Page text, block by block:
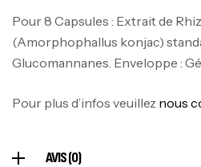
Pour 8 Capsules : Extrait de
(Amorphophallus konjac)
Glucomannanes. Enveloppe :
Pour plus d’infos veuillez nous
AVIS (0)
100% Pure Whey